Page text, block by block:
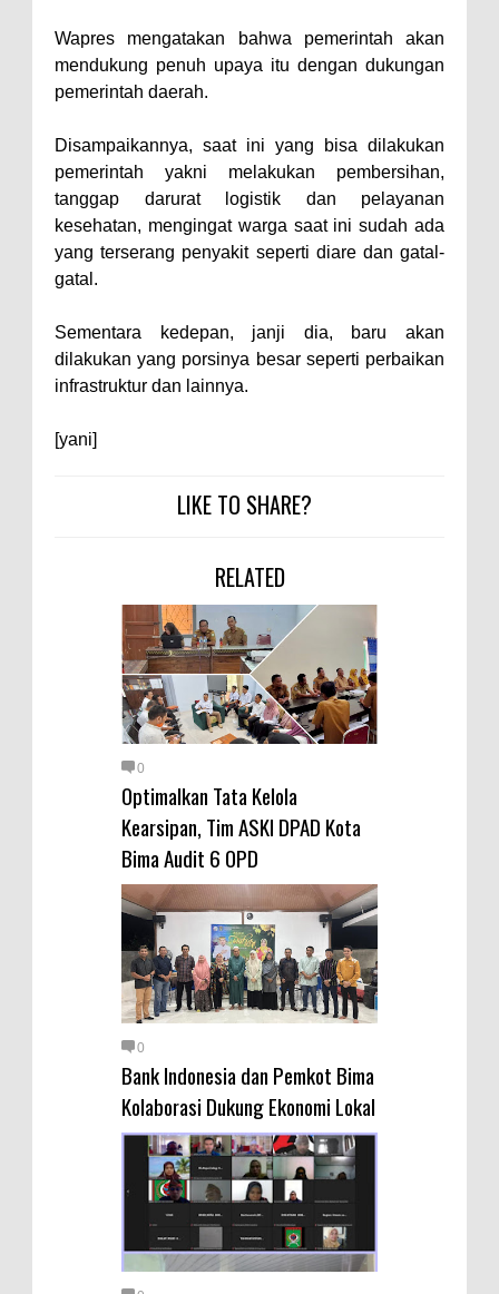
Wakil Wali Kota Bima
Konsultasikan Usulan Inpres
Jalan Daerah 2026 dan
NTB
Wali Kota Tekankan Disiplin ASN
dan Penguatan Kolaborasi
Wali Kota Bima Hadiri Rakornas
Pemkot Jawab Pandangan
Umum Fraksi DPRD terhadap
Raperda Pertanggungjawaban
Bhayangkara Ke-80, Kapolres
Ibadah, Kepercayaan Rakyat
Kado HUT Bhayangkara Ke-80,
Kapolres Bima Pimpin Kenaikan
Pangkat 42 Personel
Bakti Sosial Bhayangkara Ke-80,
Warga Dena Hadapi Krisis Air
Bersih
Polsek Bolo Bongkar Peredaran
Sabu di Tambe, 2 Pria
Diamankan Bersama 23 Poket
Sabu Siap Edar
SIGAPUAN dan Ikhtiar Kota Bima
Wapres mengatakan bahwa pemerintah akan
mendukung penuh upaya itu dengan dukungan
pemerintah daerah.
Disampaikannya, saat ini yang bisa dilakukan
pemerintah yakni melakukan pembersihan,
tanggap darurat logistik dan pelayanan
kesehatan, mengingat warga saat ini sudah ada
yang terserang penyakit seperti diare dan gatal-
gatal.
Sementara kedepan, janji dia, baru akan
dilakukan yang porsinya besar seperti perbaikan
infrastruktur dan lainnya.
[yani]
LIKE TO SHARE?
RELATED
0
Optimalkan Tata Kelola
Kearsipan, Tim ASKI DPAD Kota
Bima Audit 6 OPD
0
Bank Indonesia dan Pemkot Bima
Kolaborasi Dukung Ekonomi Lokal